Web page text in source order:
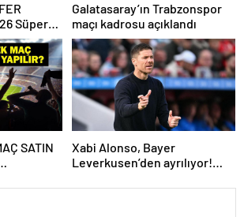
Süper
Ne
Kış
Zaman
Galatasaray’ın Trabzonspor
maçı kadrosu açıklandı
SATIN
Xabi Alonso, Bayer
Leverkusen’den ayrılıyor!